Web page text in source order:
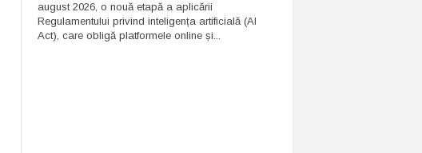
august 2026, o nouă etapă a aplicării
Regulamentului privind inteligența artificială (AI
Act), care obligă platformele online și...